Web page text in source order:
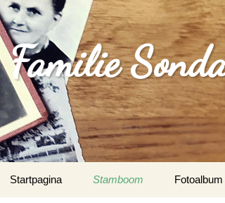
Familie
naar
Startpagina Stamboom Fotoalbum